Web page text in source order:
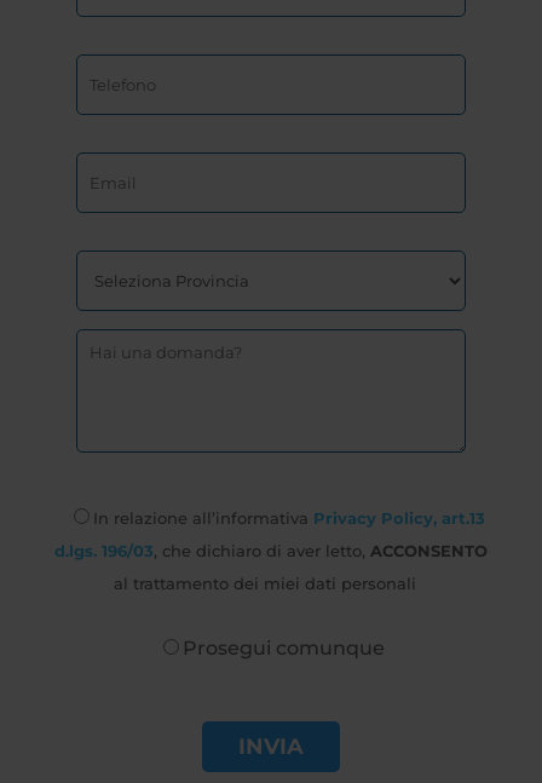
In relazione all’informativa Privacy Policy, art.13
d.lgs. 196/03 , che dichiaro di aver letto, ACCONSENTO
al trattamento dei miei dati personali
Prosegui comunque